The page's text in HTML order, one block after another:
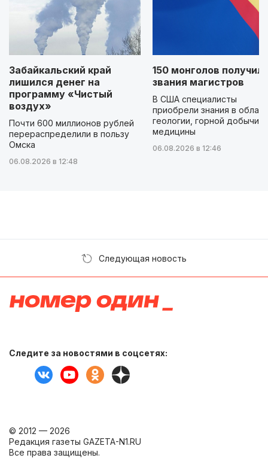
Забайкальский край
лишился денег на
программу «Чистый
воздух»
Почти 600 миллионов рублей
перераспределили в пользу
Омска
06.08.2026 в 12:48
150 монголов
звания магистров
В США специалисты
приобрели знания в
геологии, горной добычи и
медицины
06.08.2026 в 12:46
Следующая новость
Следите за новостями в соцсетях:
© 2012 — 2026
Редакция газеты GAZETA-N1.RU
Все права защищены.